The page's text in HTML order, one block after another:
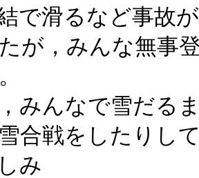
で滑るなど事故
が，みんな無事
みんなで雪だる
合戦をしたりし
み